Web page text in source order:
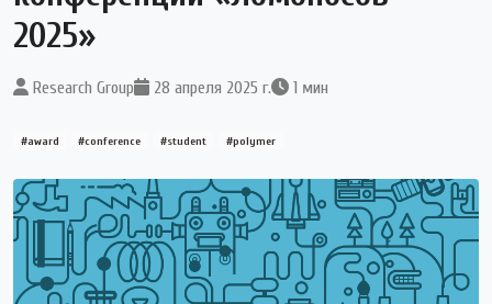
2025»
Research Group 28 апреля 2025 г. 1 мин
#award #conference #student #polymer